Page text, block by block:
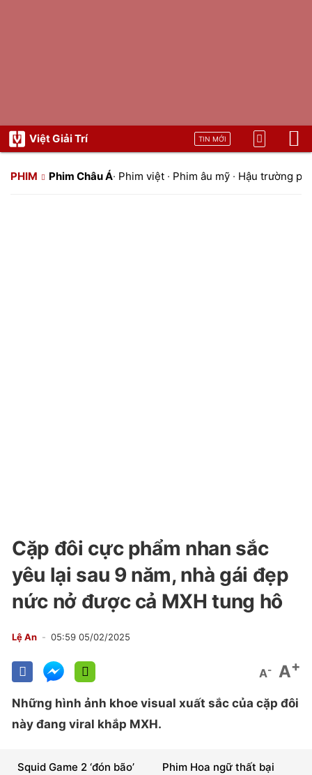
Việt Giải Trí TIN MỚI
PHIM Phim Châu Á· Phim việt · Phim âu mỹ · Hậu trường
Cặp đôi cực phẩm nhan sắc
yêu lại sau 9 năm, nhà gái đẹp
nức nở được cả MXH tung hô
Lệ An 05:59 05/02/2025
A- A+
Những hình ảnh khoe visual xuất sắc của cặp đôi
này đang viral khắp MXH.
Phim Hoa ngữ thất bại
Squid Game 2 ‘đón bão’